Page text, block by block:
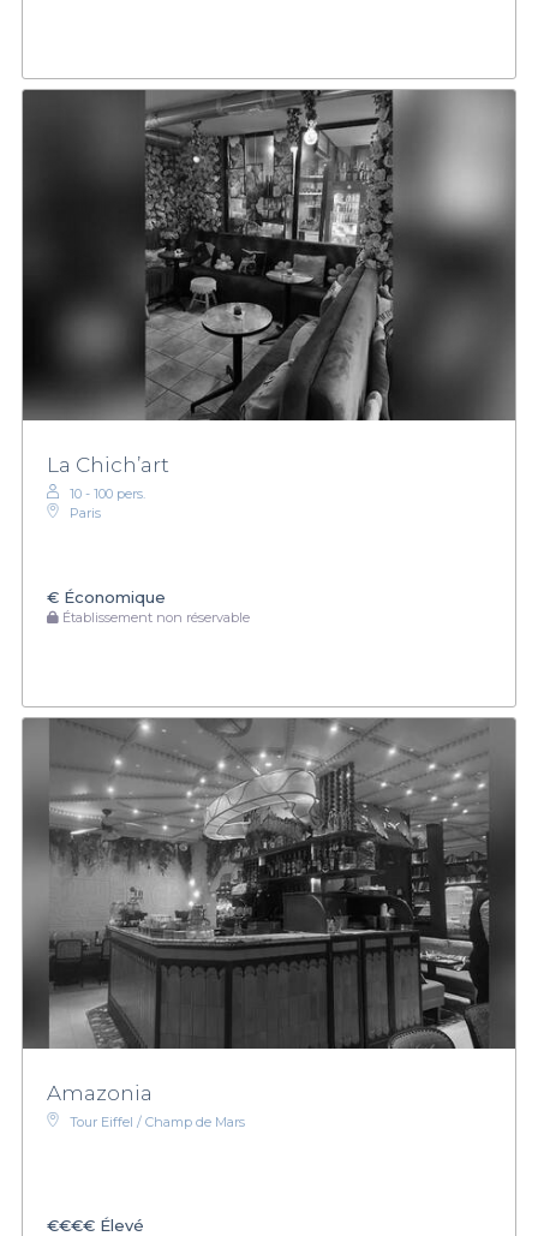
La Chich’art
10 - 100 pers.
Paris
€ Économique
Établissement non réservable
Amazonia
Tour Eiffel / Champ de Mars
€€€€ Élevé